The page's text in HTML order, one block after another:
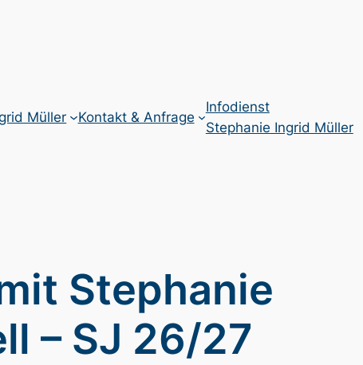
Müller Kontakt & Anfrage
Infodienst
Stephanie Ingrid Müller
Stephanie
– SJ 26/27